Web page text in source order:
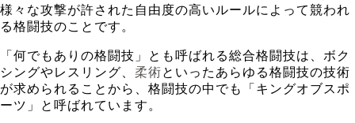
様々な攻撃が許された自由度の高いルールによって競われ
る格闘技のことです。
「何でもありの格闘技」とも呼ばれる総合格闘技は、ボク
シングやレスリング、 柔術といったあらゆる格闘技の技術
が求められることから、格闘技の中でも「キングオブスポ
ーツ」と呼ばれています。